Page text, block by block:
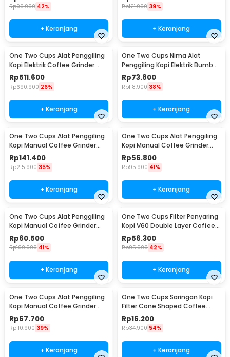
Rp90.900 42%
+ Keranjang
Rp121.900 39%
+ Keranjang
One Two Cups Alat Penggiling
Kopi Elektrik Coffee Grinder
Adjustable - 600N
Rp511.600
Rp690.900 26%
+ Keranjang
One Two Cups Nima Alat
Penggiling Kopi Elektrik Bumbu
Coffee Grinder - NM-8300
Rp73.800
Rp118.900 38%
+ Keranjang
One Two Cups Alat Penggiling
Kopi Manual Coffee Grinder
Wood 30g - CW85532
Rp141.400
Rp215.900 35%
+ Keranjang
One Two Cups Alat Penggiling
Kopi Manual Coffee Grinder
160ml - CF012
Rp56.800
Rp95.900 41%
+ Keranjang
One Two Cups Alat Penggiling
Kopi Manual Coffee Grinder
Adjustable - RHNHA0176
Rp60.500
Rp100.900 41%
+ Keranjang
One Two Cups Filter Penyaring
Kopi V60 Double Layer Coffee
Filter - FS-40S
Rp56.300
Rp95.900 42%
+ Keranjang
One Two Cups Alat Penggiling
Kopi Manual Coffee Grinder
Adjustable - CF4146
Rp67.700
Rp110.900 39%
+ Keranjang
One Two Cups Saringan Kopi
Filter Cone Shaped Coffee
Dripper 1 PCS - K741
Rp16.200
Rp34.900 54%
+ Keranjang